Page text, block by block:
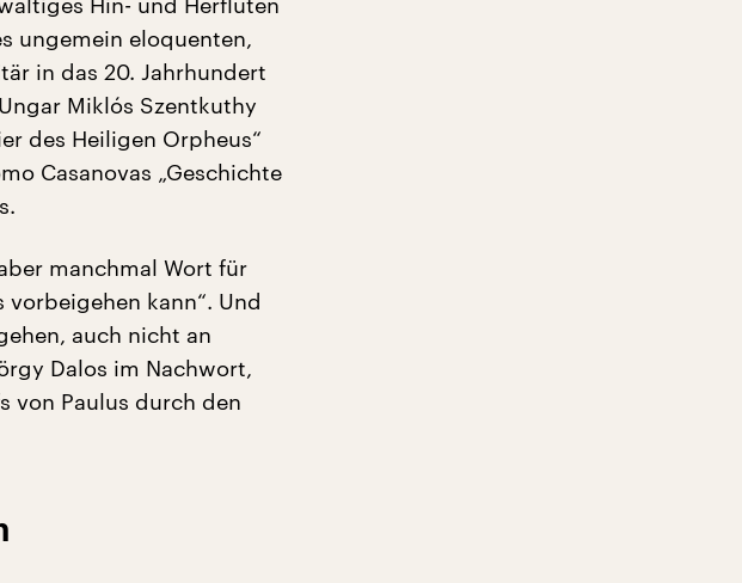
ungemein eloquenten,
in das 20. Jahrhundert
Miklós Szentkuthy
des Heiligen Orpheus“
Casanovas „Geschichte
manchmal Wort für
kann“. Und
auch nicht an
Dalos im Nachwort,
von Paulus durch den